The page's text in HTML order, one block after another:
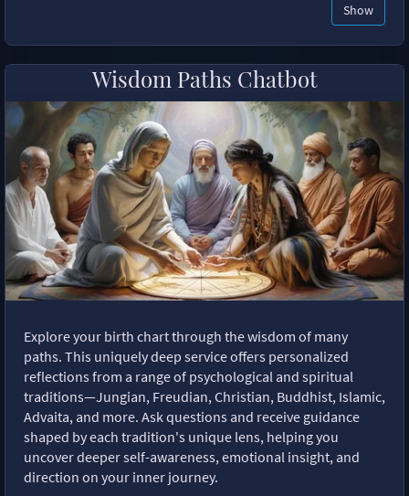
Show
Wisdom Paths Chatbot
Explore your birth chart through the wisdom of many
paths. This uniquely deep service offers personalized
reflections from a range of psychological and spiritual
traditions—Jungian, Freudian, Christian, Buddhist, Islamic,
Advaita, and more. Ask questions and receive guidance
shaped by each tradition's unique lens, helping you
uncover deeper self-awareness, emotional insight, and
direction on your inner journey.